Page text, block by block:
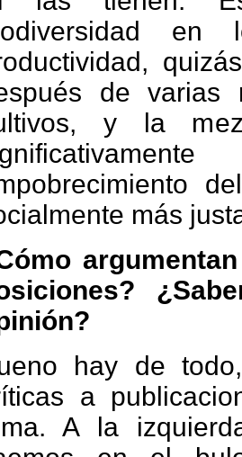
en
de varias
y la
más
hay de
a
A la